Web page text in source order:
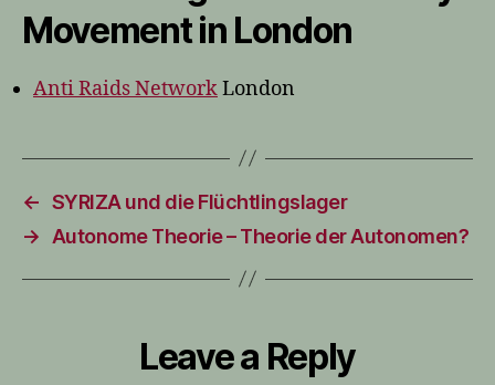
Movement in London
Anti Raids NetworkLondon
← SYRIZA und die Flüchtlingslager
→
Autonome Theorie – Theorie der Autonomen?
Leave a Reply